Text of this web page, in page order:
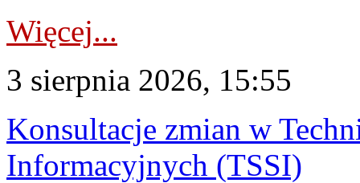
Więcej...
3 sierpnia 2026, 15:55
Konsultacje zmian w
Informacyjnych (TSSI)